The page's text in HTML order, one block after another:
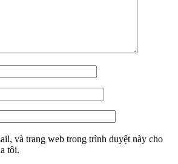
và trang web trong trình duyệt này cho
tôi.